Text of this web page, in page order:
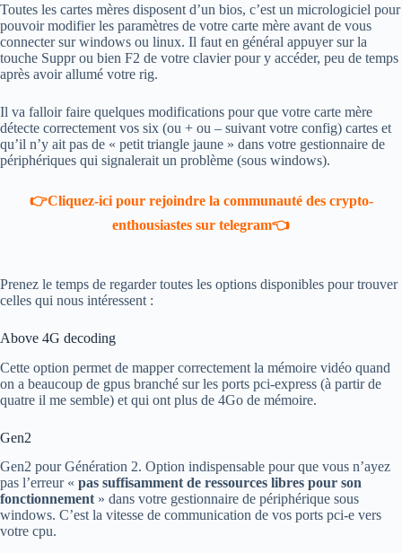
Toutes les cartes mères disposent d’un bios, c’est un micrologiciel pour
pouvoir modifier les paramètres de votre carte mère avant de vous
connecter sur windows ou linux. Il faut en général appuyer sur la
touche Suppr ou bien F2 de votre clavier pour y accéder, peu de temps
après avoir allumé votre rig.
Il va falloir faire quelques modifications pour que votre carte mère
détecte correctement vos six (ou + ou – suivant votre config) cartes et
qu’il n’y ait pas de « petit triangle jaune » dans votre gestionnaire de
périphériques qui signalerait un problème (sous windows).
👉Cliquez-ici pour rejoindre la communauté des crypto-
enthousiastes sur telegram👈
Prenez le temps de regarder toutes les options disponibles pour trouver
celles qui nous intéressent :
Above 4G decoding
Cette option permet de mapper correctement la mémoire vidéo quand
on a beaucoup de gpus branché sur les ports pci-express (à partir de
quatre il me semble) et qui ont plus de 4Go de mémoire.
Gen2
Gen2 pour Génération 2. Option indispensable pour que vous n’ayez
pas l’erreur « pas suffisamment de ressources libres pour son
fonctionnement » dans votre gestionnaire de périphérique sous
windows. C’est la vitesse de communication de vos ports pci-e vers
votre cpu.